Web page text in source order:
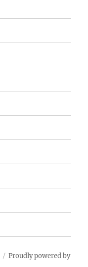
開
Proudly powered by